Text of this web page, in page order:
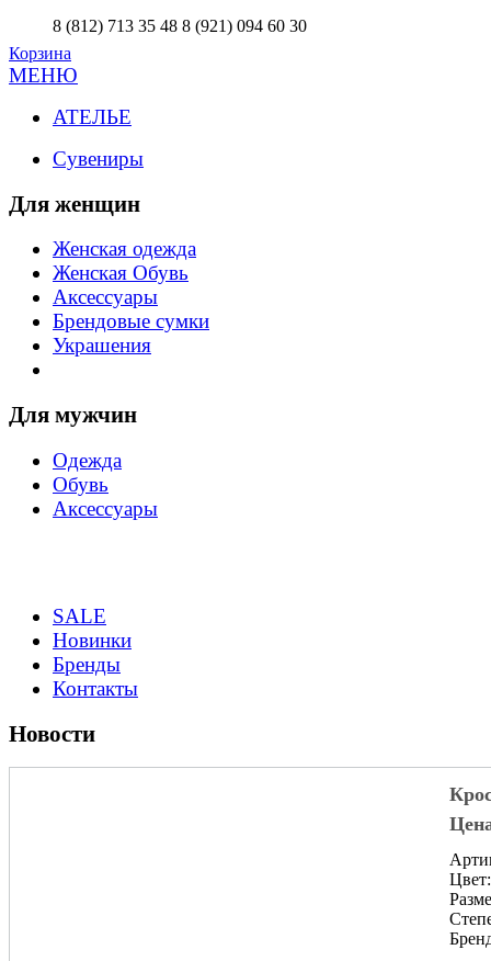
8 (812) 713 35 48 8 (921) 094 60 30
Корзина
МЕНЮ
АТЕЛЬЕ
Сувениры
Для женщин
Женская одежда
Женская Обувь
Аксессуары
Брендовые сумки
Украшения
Для мужчин
Одежда
Обувь
Аксессуары
SALE
Новинки
Бренды
Контакты
Новости